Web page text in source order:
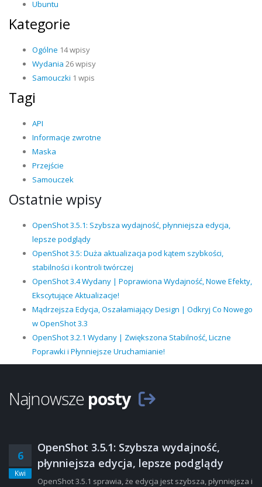
Ubuntu
Kategorie
Ogólne 14 wpisy
Wydania 26 wpisy
Samouczki 1 wpis
Tagi
API
Informacje zwrotne
Maska
Przejście
Samouczek
Ostatnie wpisy
OpenShot 3.5.1: Szybsza wydajność, płynniejsza edycja,
lepsze podglądy
OpenShot 3.5: Duża aktualizacja pod kątem szybkości,
stabilności i kontroli twórczej
OpenShot 3.4 Wydany | Poprawiona Wydajność, Nowe Efekty,
Ekscytujące Aktualizacje!
Mądrzejsza Edycja, Oszałamiający Design | Odkryj Co Nowego
w OpenShot 3.3
OpenShot 3.2.1 Wydany | Zwiększona Stabilność, Liczne
Poprawki i Płynniejsze Uruchamianie!
Najnowsze posty
6
Kwi
OpenShot 3.5.1: Szybsza wydajność,
płynniejsza edycja, lepsze podglądy
OpenShot 3.5.1 sprawia, że edycja jest szybsza, płynniejsza i